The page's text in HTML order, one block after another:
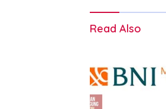
Read Also